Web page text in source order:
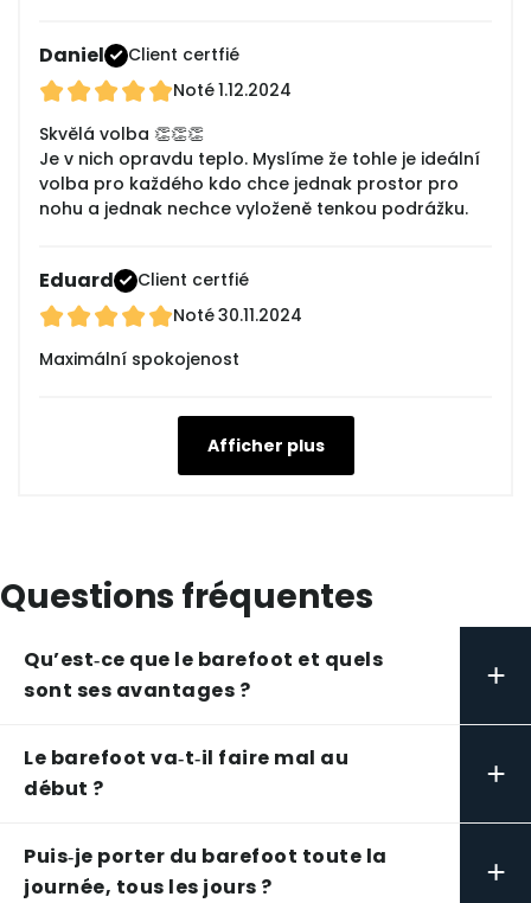
Daniel
Client certfié
Noté1.12.2024
Skvělá volba 👏👏👏
Je v nich opravdu teplo. Myslíme že tohle je ideální
volba pro každého kdo chce jednak prostor pro
nohu a jednak nechce vyloženě tenkou podrážku.
Eduard
Client certfié
Noté30.11.2024
Maximální spokojenost
Afficher plus
Questions fréquentes
Qu’est‑ce que le barefoot et quels
sont ses avantages ?
+
Le barefoot va‑t‑il faire mal au
début ?
+
Puis‑je porter du barefoot toute la
journée, tous les jours ?
+